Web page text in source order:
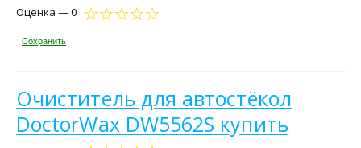
Оценка — 0
Сохранить
Очиститель для автостёкол
DoctorWax DW5562S купить